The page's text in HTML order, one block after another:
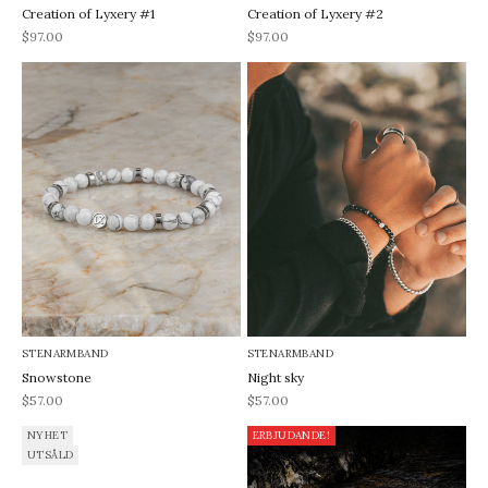
Creation of Lyxery #1
REA-pris
$97.00
Creation of Lyxery #2
REA-pris
$97.00
STENARMBAND
Snowstone
REA-pris
$57.00
STENARMBAND
Night sky
REA-pris
$57.00
NYHET
UTSÅLD
ERBJUDANDE!